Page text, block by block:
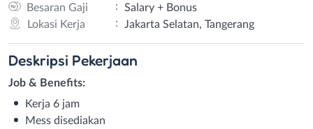
Besaran Gaji
:
Salary + Bonus
Lokasi Kerja
: Jakarta Selatan, Tangerang
Deskripsi Pekerjaan
Job & Benefits:
Kerja 6 jam
Mess disediakan